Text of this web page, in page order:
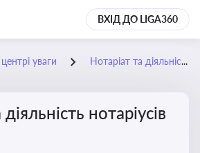
ВХІД ДО LIGA360
уваги Нотаріат та діяльність нотаріусів
нотаріусів